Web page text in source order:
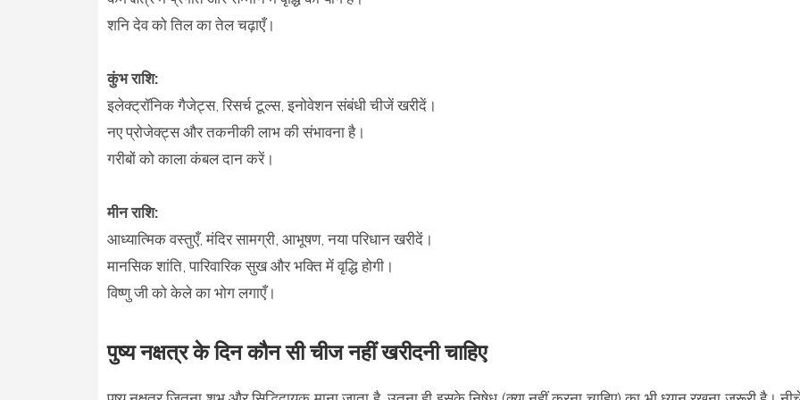
शनि देव को तिल का तेल चढ़ाएँ।
कुंभ राशि:
इलेक्ट्रॉनिक गैजेट्स, रिसर्च टूल्स, इनोवेशन संबंधी चीजें खरीदें।
नए प्रोजेक्ट्स और तकनीकी लाभ की संभावना है।
गरीबों को काला कंबल दान करें।
मीन राशि:
आध्यात्मिक वस्तुएँ, मंदिर सामग्री, आभूषण, नया परिधान खरीदें।
मानसिक शांति, पारिवारिक सुख और भक्ति में वृद्धि होगी।
विष्णु जी को केले का भोग लगाएँ।
पुष्य नक्षत्र के दिन कौन सी चीज नहीं खरीदनी चाहिए